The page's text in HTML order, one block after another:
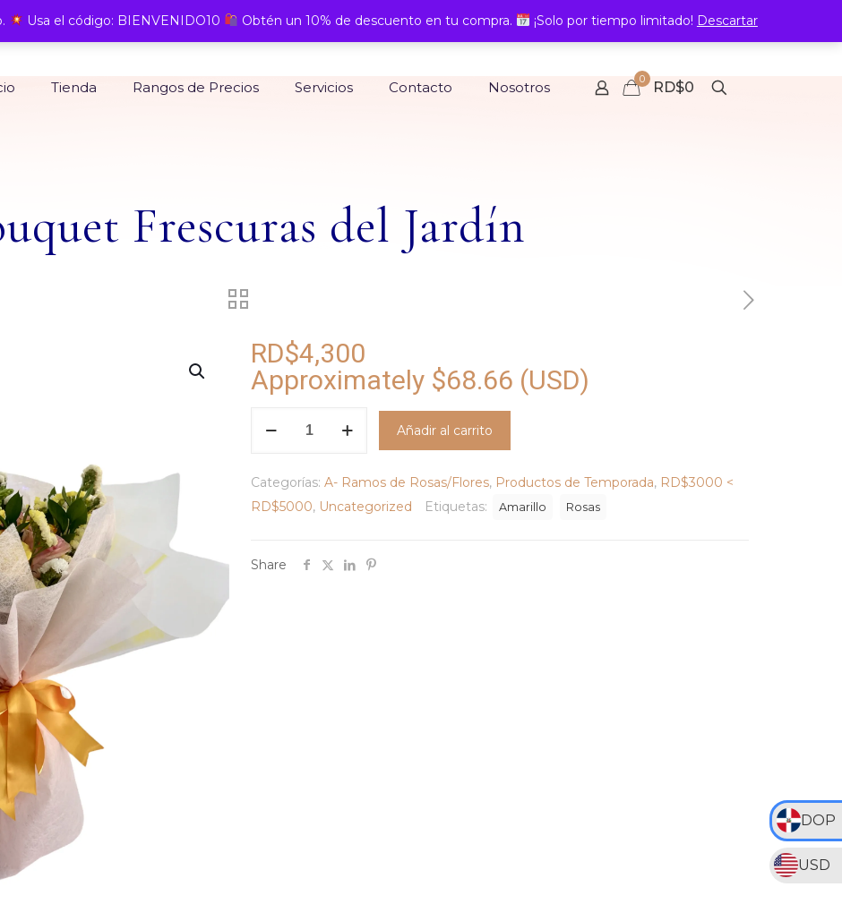
DOP
USD
Tienda Rangos de Precios Servicios Contacto Nosotros 0 RD$0
Frescuras del Jardín
RD$4,300
Approximately $68.66 (USD)
Frescuras
Jardín
cantidad
Añadir al carrito
Categorías: A- Ramos de Rosas/Flores, Productos de Temporada, RD$3000 <
RD$5000, Uncategorized Etiquetas: Amarillo Rosas
Share
Usa el código: BIENVENIDO10 Obtén un 10% de descuento en tu compra. ¡Solo por tiempo limitado! Descartar